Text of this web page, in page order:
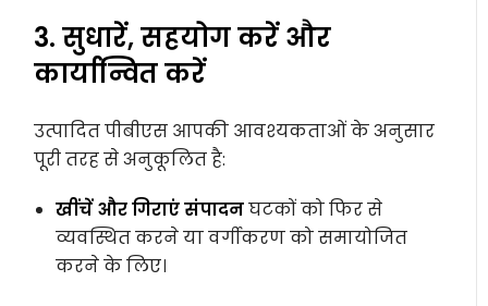
3. सुधारें, सहयोग करें और
कार्यान्वित करें
उत्पादित पीबीएस आपकी आवश्यकताओं के अनुसार
पूरी तरह से अनुकूलित है:
खींचें और गिराएं संपादनघटकों को फिर से
व्यवस्थित करने या वर्गीकरण को समायोजित
करने के लिए।